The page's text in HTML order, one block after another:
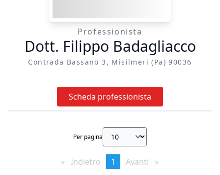
Professionista
Dott. Filippo Badagliacco
Contrada Bassano 3, Misilmeri (pa) 90036
Scheda professionista
Per pagina
Indietro pageYou're
1 Avanti page